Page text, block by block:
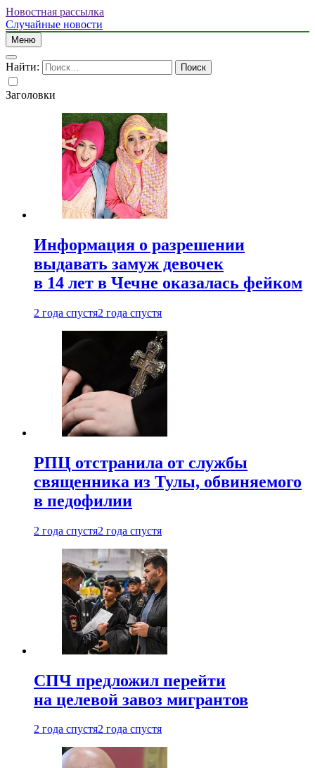
Новостная рассылка
Случайные новости
Меню
Найти:
Заголовки
Информация о разрешении
выдавать замуж девочек
в 14 лет в Чечне оказалась фейком
2 года спустя2 года спустя
РПЦ отстранила от службы
священника из Тулы, обвиняемого
в педофилии
2 года спустя2 года спустя
СПЧ предложил перейти
на целевой завоз мигрантов
2 года спустя2 года спустя